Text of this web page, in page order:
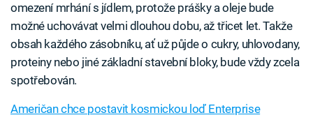
omezení mrhání s jídlem, protože prášky a oleje bude
možné uchovávat velmi dlouhou dobu, až třicet let. Takže
obsah každého zásobníku, ať už půjde o cukry, uhlovodany,
proteiny nebo jiné základní stavební bloky, bude vždy zcela
spotřebován.
Američan chce postavit kosmickou loď Enterprise